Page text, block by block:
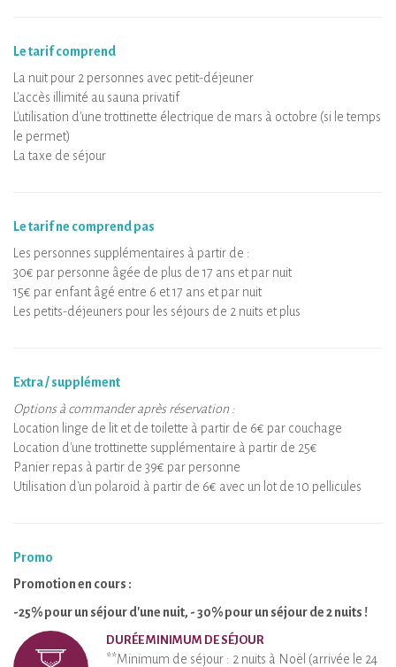
Le tarif comprend
La nuit pour 2 personnes avec petit-déjeuner
L'accès illimité au sauna privatif
L'utilisation d'une trottinette électrique de mars à octobre (si le temps
le permet)
La taxe de séjour
Le tarif ne comprend pas
Les personnes supplémentaires à partir de :
30€ par personne âgée de plus de 17 ans et par nuit
15€ par enfant âgé entre 6 et 17 ans et par nuit
Les petits-déjeuners pour les séjours de 2 nuits et plus
Extra / supplément
Options à commander après réservation :
Location linge de lit et de toilette à partir de 6€ par couchage
Location d'une trottinette supplémentaire à partir de 25€
Panier repas à partir de 39€ par personne
Utilisation d'un polaroid à partir de 6€ avec un lot de 10 pellicules
Promo
Promotion en cours :
-25% pour un séjour d'une nuit, - 30% pour un séjour de 2 nuits !
DURÉE MINIMUM DE SÉJOUR
**Minimum de séjour : 2 nuits à Noël (arrivée le 24